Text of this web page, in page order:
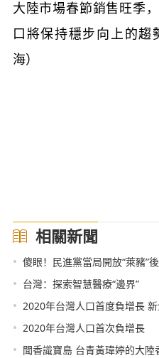
大陸市場春節銷售旺季
口將保持穩步向上的趨
海）
相關新聞
• 傻眼！民進黨當局開放“萊豬”
• 台灣：探索智慧醫療“邊界”
• 2020年台灣人口首度負增長
• 2020年台灣人口首次負增長
• 聞香識寶島 台青黃瑋婷的大陸